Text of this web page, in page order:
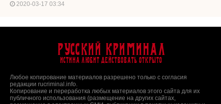
2020-03-17 03:34
Русский Криминал
Истина любит действовать открыто
Любое копирование материалов разрешено только с согласия
редакции rucriminal.info.
Копирование и переработка любых материалов этого сайта для их
публичного использования (размещение на других сайтах,